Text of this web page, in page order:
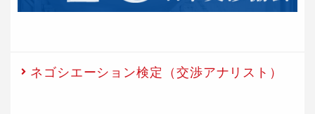
ネゴシエーション検定（交渉アナリスト）